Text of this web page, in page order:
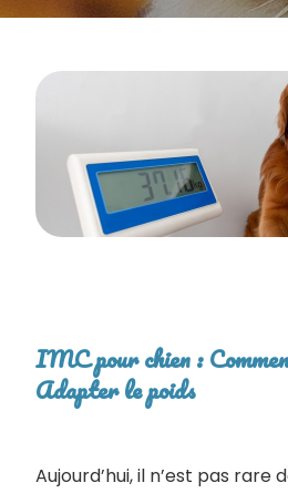
IMC pour chien :
Adapter le poids
Aujourd’hui, il n’est pas rare